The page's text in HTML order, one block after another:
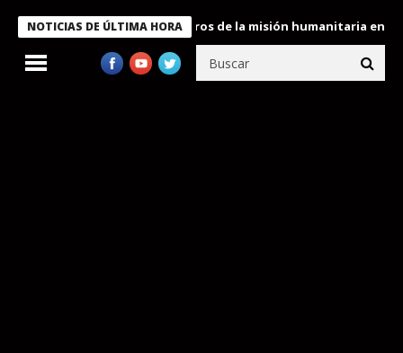
NOTICIAS DE ÚLTIMA HORA
Bukele condecora a miembros de la misión humanitaria enviada